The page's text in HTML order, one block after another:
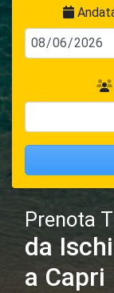
Prenota
da
a Capri